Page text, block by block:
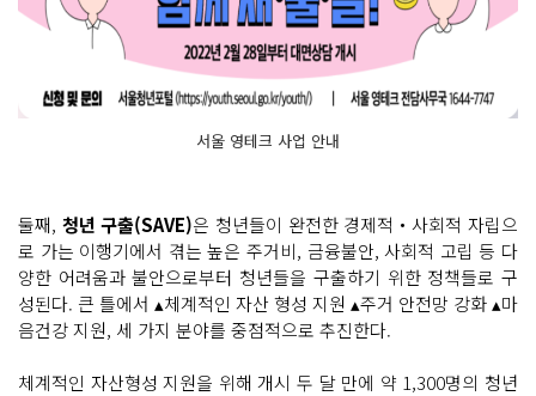
서울 영테크 사업 안내
둘째, 청년 구출(SAVE)은 청년들이 완전한 경제적‧사회적 자립으
로 가는 이행기에서 겪는 높은 주거비, 금융불안, 사회적 고립 등 다
양한 어려움과 불안으로부터 청년들을 구출하기 위한 정책들로 구
성된다. 큰 틀에서 ▴체계적인 자산 형성 지원 ▴주거 안전망 강화 ▴마
음건강 지원, 세 가지 분야를 중점적으로 추진한다.
체계적인 자산형성 지원을 위해 개시 두 달 만에 약 1,300명의 청년